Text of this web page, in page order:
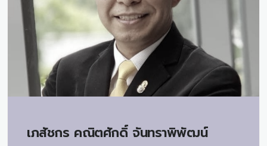
เภสัชกร คณิตศักดิ์ จันทราพิพัฒน์